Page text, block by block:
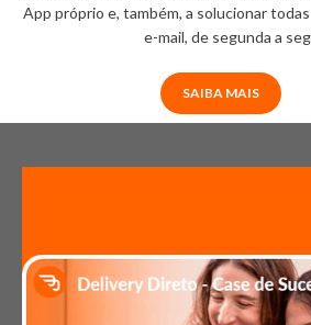
App próprio e, também, a solucionar
e-mail, de segunda a
SAIBA MAIS